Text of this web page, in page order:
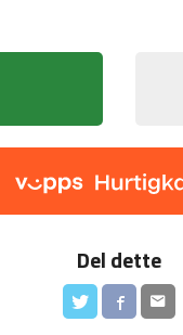
Del dette